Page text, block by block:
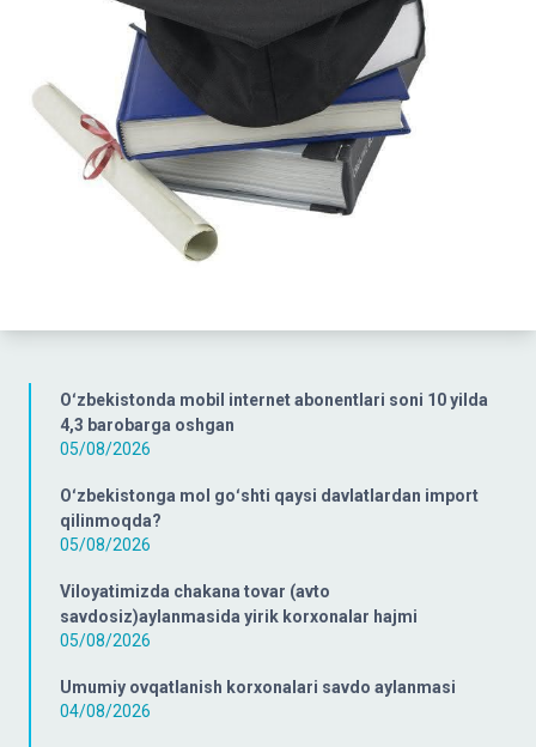
Oʻzbekistonda mobil internet abonentlari soni 10 yilda
4,3 barobarga oshgan
05/08/2026
Oʻzbekistonga mol goʻshti qaysi davlatlardan import
qilinmoqda?
05/08/2026
Viloyatimizda chakana tovar (avto
savdosiz)aylanmasida yirik korxonalar hajmi
05/08/2026
Umumiy ovqatlanish korxonalari savdo aylanmasi
04/08/2026